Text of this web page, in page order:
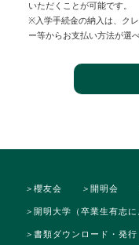
いただくことが可能です。
※入学手続金の納入は、ク
ー等からお支払い方法が選べ
＞櫻友会 ＞開明会
＞開明大学（卒業生有志に
＞書類ダウンロード・発行